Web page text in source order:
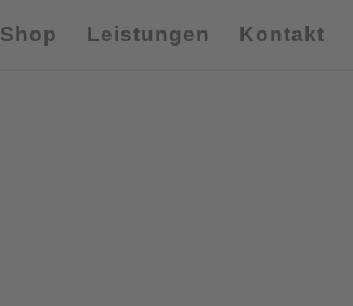
Shop Leistungen Kontakt